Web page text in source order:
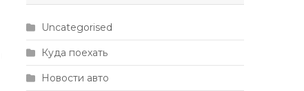
Uncategorised
Куда поехать
Новости авто